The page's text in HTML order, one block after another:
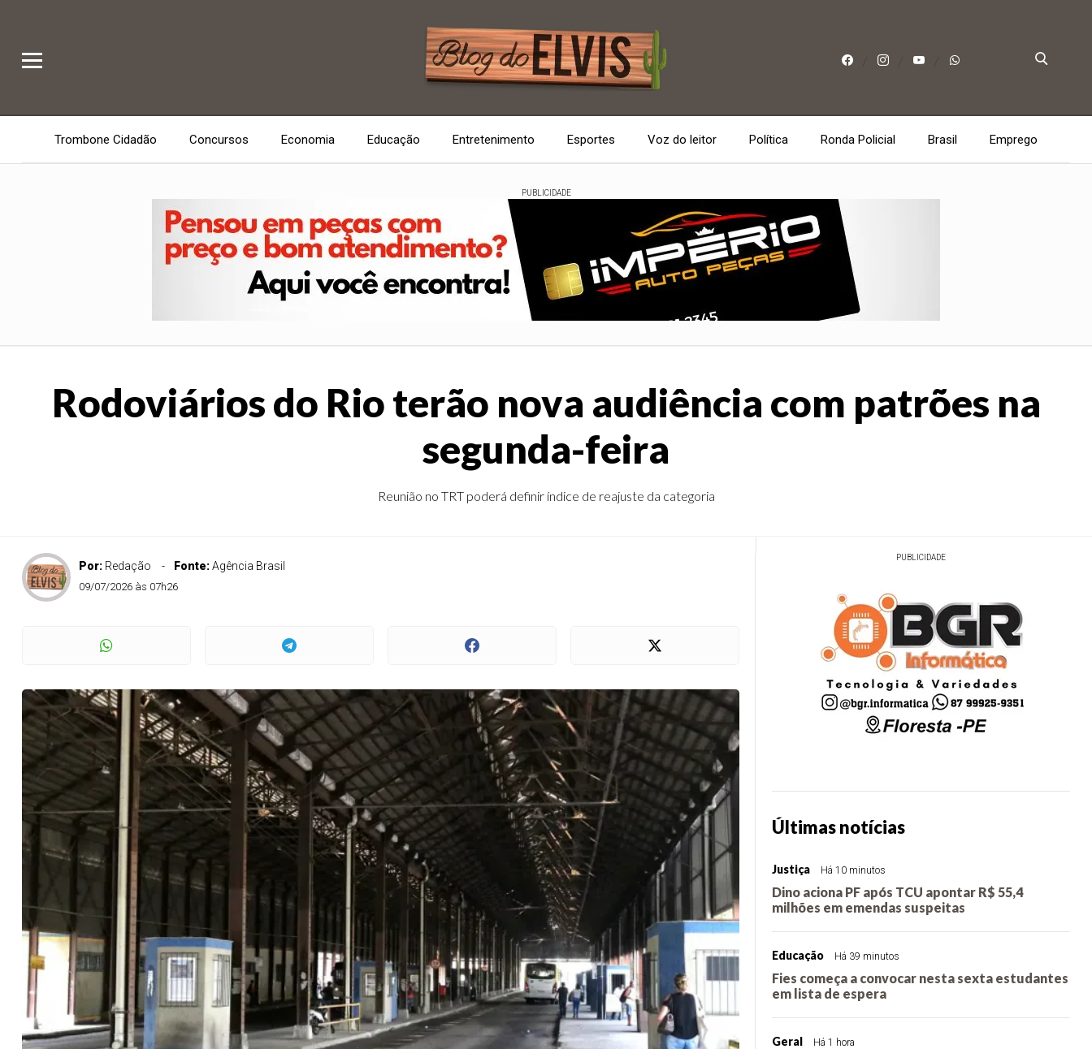
Trombone Cidadão Concursos Economia Educação Entretenimento Esportes Voz do leitor Política Ronda Policial Brasil Emprego
PUBLICIDADE
Rodoviários do Rio terão nova audiência com patrões na
segunda-feira
Reunião no TRT poderá definir índice de reajuste da categoria
Por: Redação Fonte:Agência Brasil
09/07/2026 às 07h26
PUBLICIDADE
Últimas notícias
Justiça Há 10 minutos
Dino aciona PF após TCU apontar R$ 55,4
milhões em emendas suspeitas
Educação Há 39 minutos
Fies começa a convocar nesta sexta estudantes
em lista de espera
Geral Há 1 hora